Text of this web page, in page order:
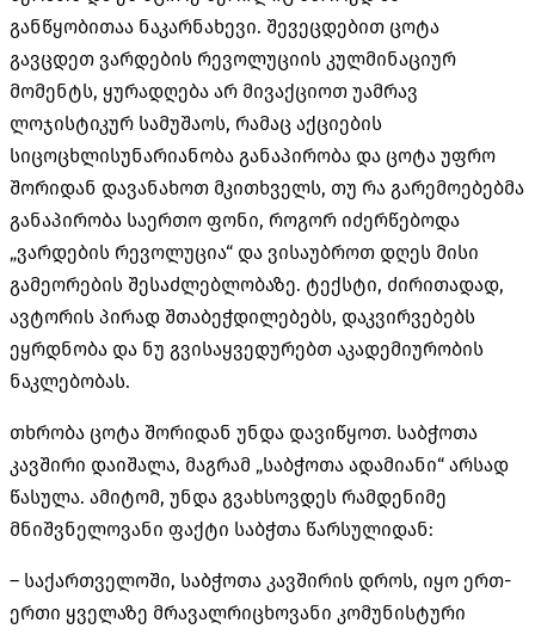
განწყობითაა ნაკარნახევი. შევეცდებით ცოტა
გავცდეთ ვარდების რევოლუციის კულმინაციურ
მომენტს, ყურადღება არ მივაქციოთ უამრავ
ლოჯისტიკურ სამუშაოს, რამაც აქციების
სიცოცხლისუნარიანობა განაპირობა და ცოტა უფრო
შორიდან დავანახოთ მკითხველს, თუ რა გარემოებებმა
განაპირობა საერთო ფონი, როგორ იძერწებოდა
„ვარდების რევოლუცია“ და ვისაუბროთ დღეს მისი
გამეორების შესაძლებლობაზე. ტექსტი, ძირითადად,
ავტორის პირად შთაბეჭდილებებს, დაკვირვებებს
ეყრდნობა და ნუ გვისაყვედურებთ აკადემიურობის
ნაკლებობას.
თხრობა ცოტა შორიდან უნდა დავიწყოთ. საბჭოთა
კავშირი დაიშალა, მაგრამ „საბჭოთა ადამიანი“ არსად
წასულა. ამიტომ, უნდა გვახსოვდეს რამდენიმე
მნიშვნელოვანი ფაქტი საბჭთა წარსულიდან:
– საქართველოში, საბჭოთა კავშირის დროს, იყო ერთ-
ერთი ყველაზე მრავალრიცხოვანი კომუნისტური